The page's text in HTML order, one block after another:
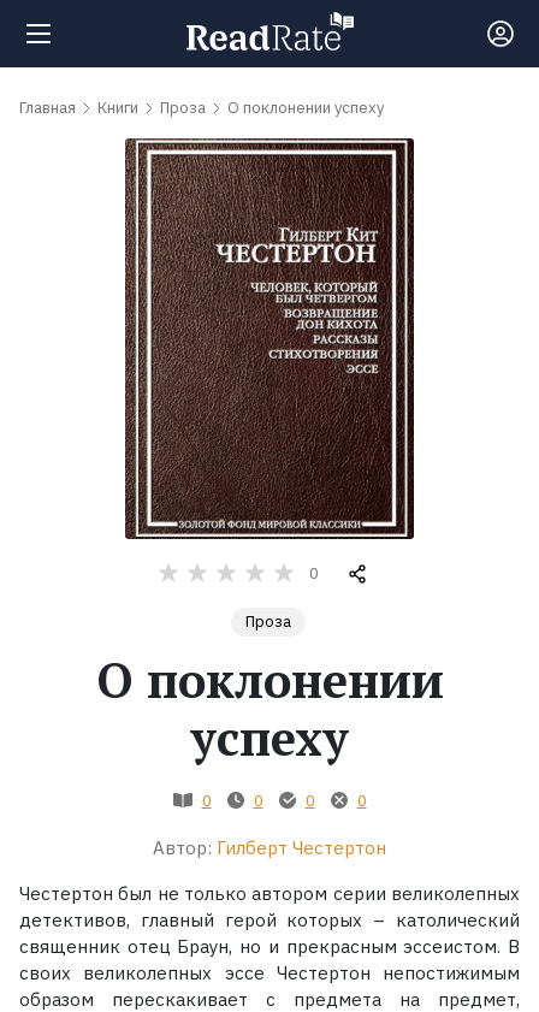
Поиск
Рейтинги
обсуждаемые
Главная Книги Проза О поклонении успеху
0
Проза
О поклонении
успеху
0 0 0 0
Автор: Гилберт Честертон
Честертон был не только автором серии великолепных
детективов, главный герой которых – католический
священник отец Браун, но и прекрасным эссеистом. В
своих великолепных эссе Честертон непостижимым
образом перескакивает с предмета на предмет,